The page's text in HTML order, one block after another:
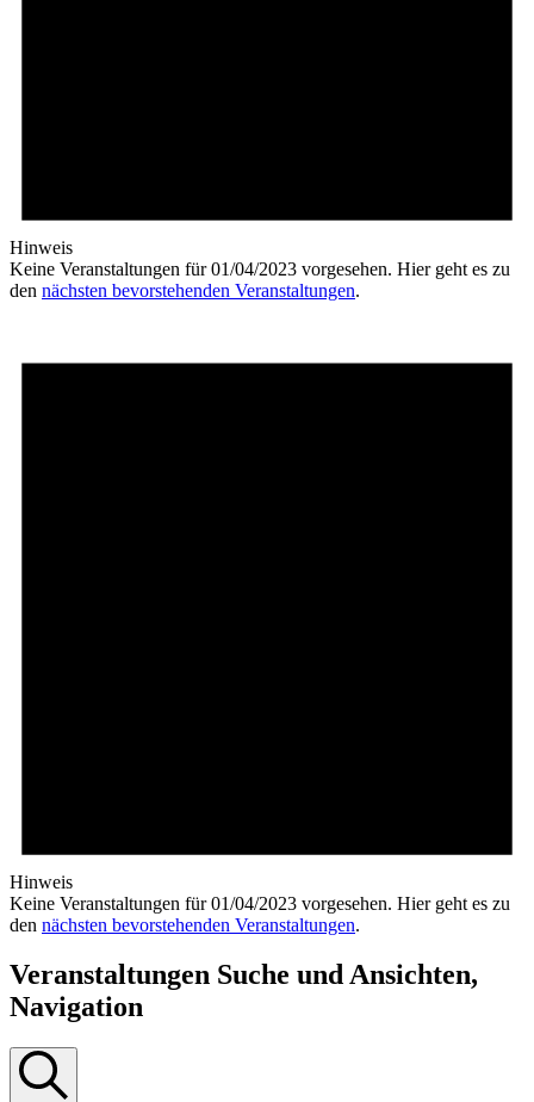
Hinweis
Keine Veranstaltungen für 01/04/2023 vorgesehen. Hier geht es zu
den nächsten bevorstehenden Veranstaltungen.
Hinweis
Keine Veranstaltungen für 01/04/2023 vorgesehen. Hier geht es zu
den nächsten bevorstehenden Veranstaltungen.
Veranstaltungen Suche und Ansichten,
Navigation